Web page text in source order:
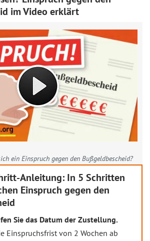
im Video erklärt
ein Einspruch gegen den Bußgeldbescheid?
Anleitung: In 5 Schritten
Einspruch gegen den
Sie das Datum der Zustellung.
Einspruchsfrist von 2 Wochen ab